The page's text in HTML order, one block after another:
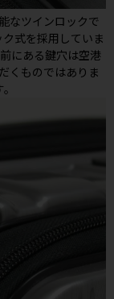
なツインロックで
式を採用していま
にある鍵穴は空港
くものではありま